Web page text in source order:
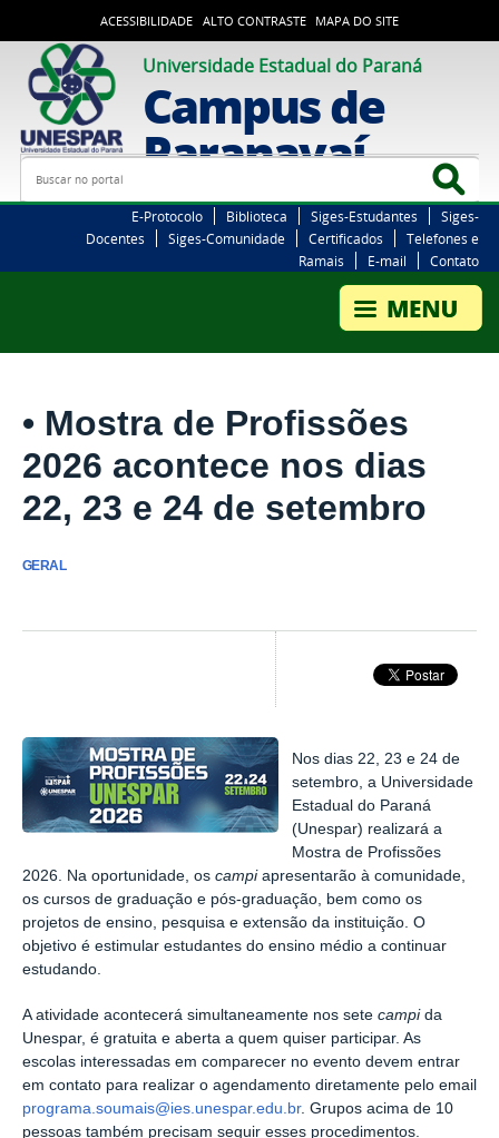
ACESSIBILIDADE ALTO CONTRASTE MAPA DO SITE
Universidade Estadual do Paraná
Campus de
Paranavaí
Busca
E-Protocolo Biblioteca Siges-Estudantes
Siges-
Docentes
Siges-Comunidade Certificados
Telefones e
Ramais
E-mail Contato
• Mostra de Profissões
2026 acontece nos dias
22, 23 e 24 de setembro
GERAL
Nos dias 22, 23 e 24 de
setembro, a Universidade
Estadual do Paraná
(Unespar) realizará a
Mostra de Profissões
2026. Na oportunidade, os campiapresentarão à comunidade,
os cursos de graduação e pós-graduação, bem como os
projetos de ensino, pesquisa e extensão da instituição. O
objetivo é estimular estudantes do ensino médio a continuar
estudando.
A atividade acontecerá simultaneamente nos sete campi da
Unespar, é gratuita e aberta a quem quiser participar. As
escolas interessadas em comparecer no evento devem entrar
em contato para realizar o agendamento diretamente pelo email
programa.soumais@ies.unespar.edu.br. Grupos acima de 10
pessoas também precisam seguir esses procedimentos.